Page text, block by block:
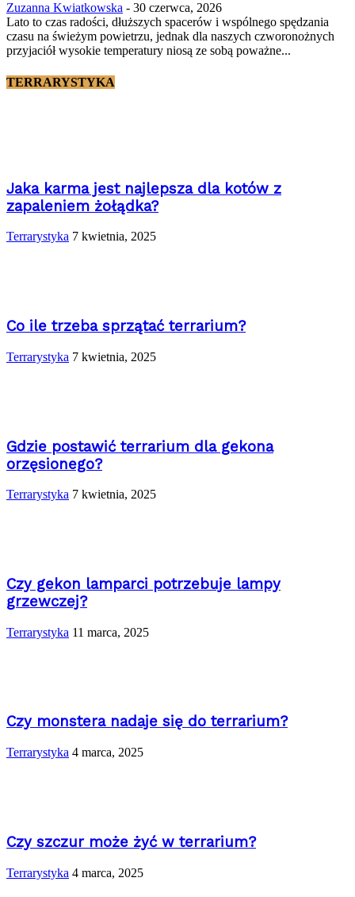
Zuzanna Kwiatkowska - 30 czerwca, 2026
Lato to czas radości, dłuższych spacerów i wspólnego spędzania
czasu na świeżym powietrzu, jednak dla naszych czworonożnych
przyjaciół wysokie temperatury niosą ze sobą poważne...
TERRARYSTYKA
Jaka karma jest najlepsza dla kotów z
zapaleniem żołądka?
Terrarystyka 7 kwietnia, 2025
Co ile trzeba sprzątać terrarium?
Terrarystyka 7 kwietnia, 2025
Gdzie postawić terrarium dla gekona
orzęsionego?
Terrarystyka 7 kwietnia, 2025
Czy gekon lamparci potrzebuje lampy
grzewczej?
Terrarystyka 11 marca, 2025
Czy monstera nadaje się do terrarium?
Terrarystyka 4 marca, 2025
Czy szczur może żyć w terrarium?
Terrarystyka 4 marca, 2025